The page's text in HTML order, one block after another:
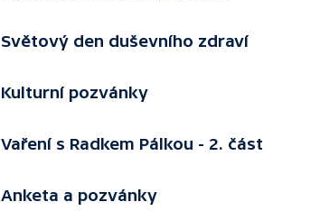
Světový den duševního zdraví
Kulturní pozvánky
Vaření s Radkem Pálkou - 2. část
Anketa a pozvánky